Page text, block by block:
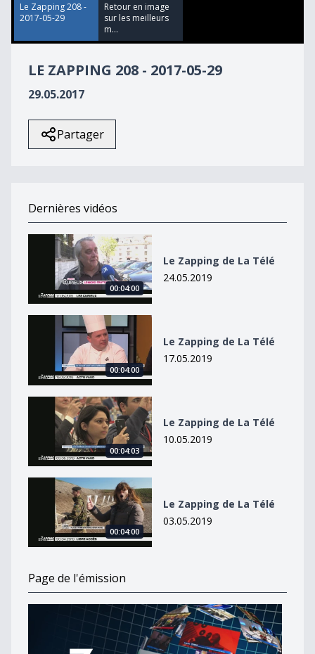
59
seconds
Le Zapping 208 -
2017-05-29
Retour en image
sur les meilleurs
m...
LE ZAPPING 208 - 2017-05-29
29.05.2017
Partager
Dernières vidéos
Le Zapping de La Télé
00:04:00
Le Zapping de La Télé
24.05.2019
Le Zapping de La Télé
00:04:00
Le Zapping de La Télé
17.05.2019
Le Zapping de La Télé
00:04:03
Le Zapping de La Télé
10.05.2019
Le Zapping de La Télé
00:04:00
Le Zapping de La Télé
03.05.2019
Page de l'émission